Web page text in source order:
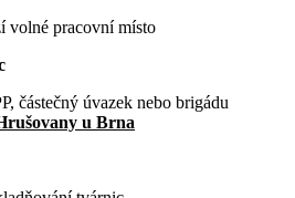
volné pracovní místo
částečný úvazek nebo brigádu
u Brna